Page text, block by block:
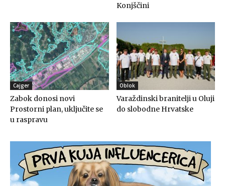
Konjščini
Cajger
Zabok donosi novi
Prostorni plan, uključite se
u raspravu
Oblok
Varaždinski branitelji u Oluji
do slobodne Hrvatske